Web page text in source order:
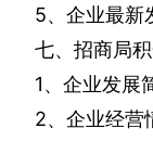
5、企业最新
七、招商局
1、企业发展
2、企业经营